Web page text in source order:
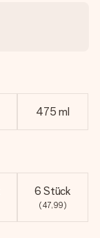
475 ml
6 Stück
(47,99)